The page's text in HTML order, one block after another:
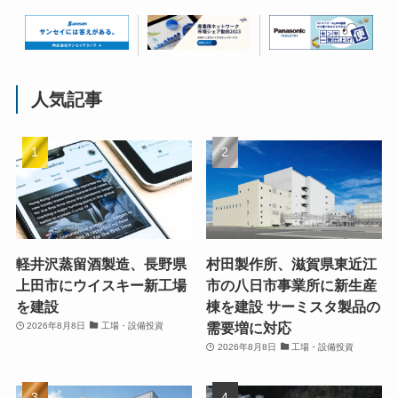
人気記事
軽井沢蒸留酒製造、長野県
上田市にウイスキー新工場
を建設
2026年8月8日 工場・設備投資
村田製作所、滋賀県東近江
市の八日市事業所に新生産
棟を建設 サーミスタ製品の
需要増に対応
2026年8月8日 工場・設備投資